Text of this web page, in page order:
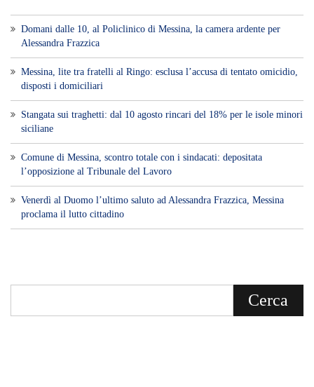
Domani dalle 10, al Policlinico di Messina, la camera ardente per
Alessandra Frazzica
Messina, lite tra fratelli al Ringo: esclusa l’accusa di tentato omicidio,
disposti i domiciliari
Stangata sui traghetti: dal 10 agosto rincari del 18% per le isole minori
siciliane
Comune di Messina, scontro totale con i sindacati: depositata
l’opposizione al Tribunale del Lavoro
Venerdì al Duomo l’ultimo saluto ad Alessandra Frazzica, Messina
proclama il lutto cittadino